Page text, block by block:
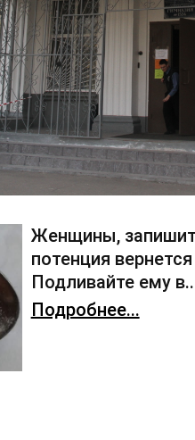
Женщины,
потенция
Подливайте ему
Подробнее...